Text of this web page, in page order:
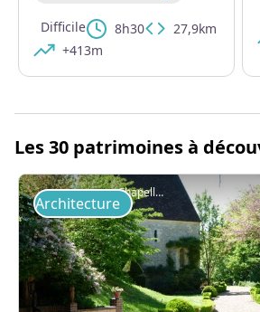
Difficile 8h30
27,9km
+413m
Les 30 patrimoines à
Chapelle de Rivray
Architecture